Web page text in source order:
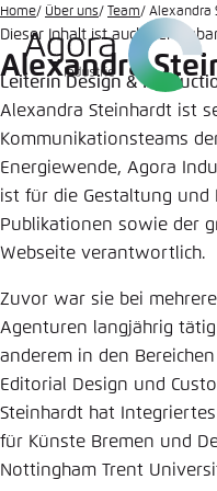
Zum
Hauptinhalt
gehen
Home Über uns Team Alexandra
Dieser Inhalt ist auch
Alexandra
Leiterin Design &
Alexandra Steinhardt ist
Kommunikationsteams
Energiewende, Agora
ist für die Gestaltung und
Publikationen sowie der
Webseite verantwortlich.
Zuvor war sie bei
Agenturen langjährig
anderem in den
Editorial Design und
Steinhardt hat
für Künste Bremen und
Nottingham Trent
Login
Melden Sie sich an um
Benutzername*
Sprache auswählen
Englisch
Deutsch
Agora Think Tanks
Erscheinungsbild
Diese Webseite passt
auf Ihren Einstellungen
welches Farbschema
verwenden möchten.
Close
Hell
Dunkel
Automatisch